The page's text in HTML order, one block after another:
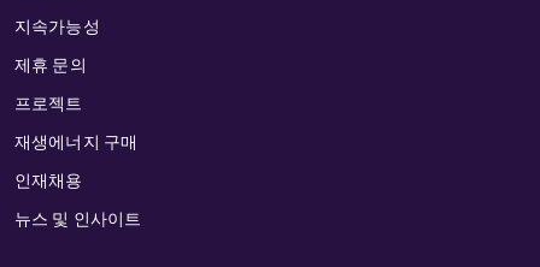
지속가능성
제휴 문의
프로젝트
재생에너지 구매
인재채용
뉴스 및 인사이트